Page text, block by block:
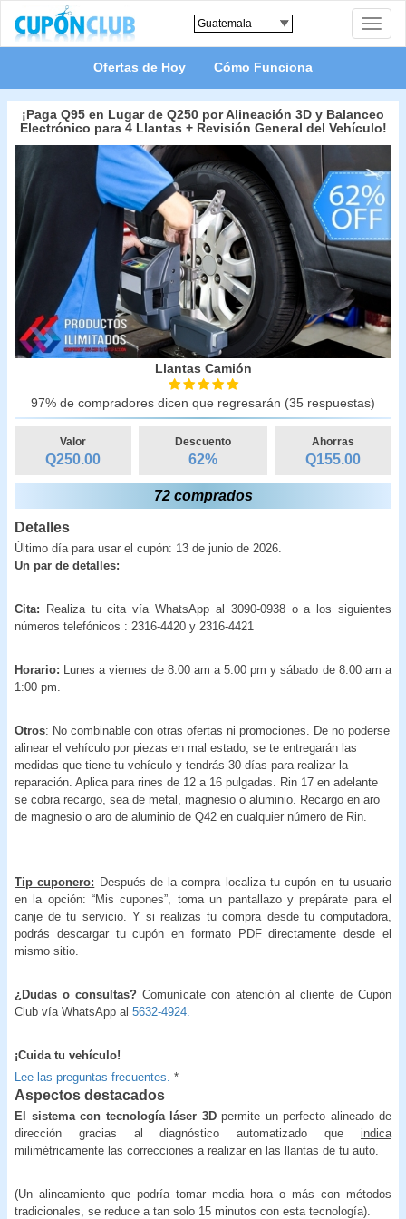
Toggle
Ofertas de Hoy Cómo Funciona
¡Paga Q95 en Lugar de Q250 por Alineación 3D y Balanceo
Electrónico para 4 Llantas + Revisión General del Vehículo!
Llantas Camión
97% de compradores dicen que regresarán (35 respuestas)
Valor
Q250.00
Descuento
62%
Ahorras
Q155.00
72 comprados
Detalles
Último día para usar el cupón: 13 de junio de 2026.
Un par de detalles:
Cita: Realiza tu cita vía WhatsApp al 3090-0938 o a los siguientes
números telefónicos : 2316-4420 y 2316-4421
Horario:
Lunes a viernes de 8:00 am a 5:00 pm y sábado de 8:00 am a
1:00 pm.
Otros: No combinable con otras ofertas ni promociones. De no poderse
alinear el vehículo por piezas en mal estado, se te entregarán las
medidas que tiene tu vehículo y tendrás 30 días para realizar la
reparación. Aplica para rines de 12 a 16 pulgadas. Rin 17 en adelante
se cobra recargo, sea de metal, magnesio o aluminio. Recargo en aro
de magnesio o aro de aluminio de Q42 en cualquier número de Rin.
Tip cuponero: Después de la compra localiza tu cupón en tu usuario
en la opción: “Mis cupones”, toma un pantallazo y prepárate para el
canje de tu servicio. Y si realizas tu compra desde tu computadora,
podrás descargar tu cupón en formato PDF directamente desde el
mismo sitio.
¿Dudas o consultas? Comunícate con atención al cliente de Cupón
Club vía WhatsApp al 5632-4924.
¡Cuida tu vehículo!
Lee las preguntas frecuentes. *
Aspectos destacados
El sistema con tecnología láser 3Dpermite un perfecto alineado de
dirección gracias al diagnóstico automatizado que indica
milimétricamente las correcciones a realizar en las llantas de tu auto.
(Un alineamiento que podría tomar media hora o más con métodos
tradicionales, se reduce a tan solo 15 minutos con esta tecnología).